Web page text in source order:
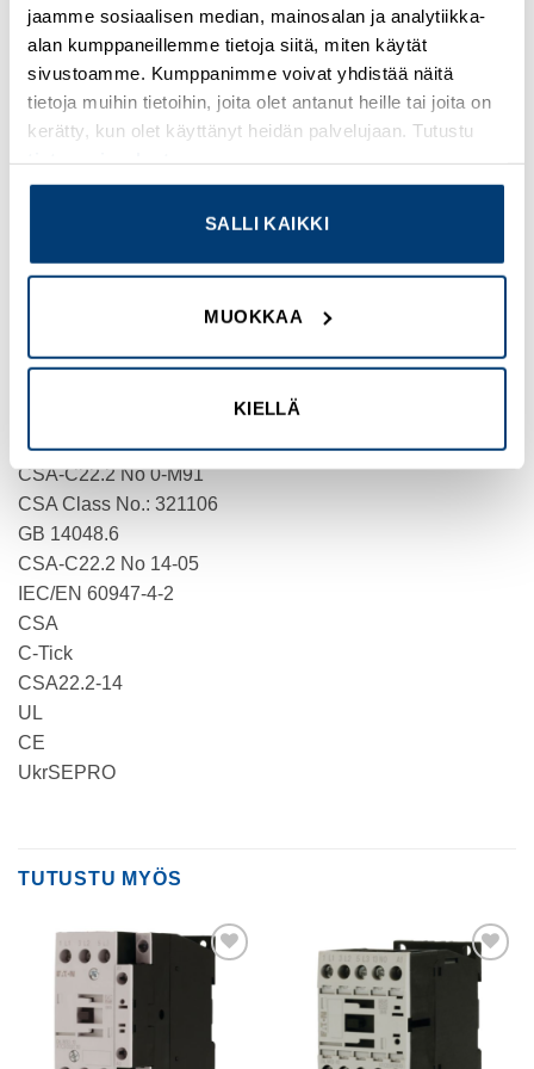
jaamme sosiaalisen median, mainosalan ja analytiikka-
alan kumppaneillemme tietoja siitä, miten käytät
sivustoamme. Kumppanimme voivat yhdistää näitä
tietoja muihin tietoihin, joita olet antanut heille tai joita on
kerätty, kun olet käyttänyt heidän palvelujaan. Tutustu
SALLI KAIKKI
MUOKKAA
KIELLÄ
45 mm
PRODUCT WEIGHT
0.35 kg
CE Marked
UL 508
CSA Std. C22.2 No. 0-M91
IEC 60947-4-2
UL File No.: E251034
CSA-C22.2 No 0-M91
CSA Class No.: 321106
GB 14048.6
CSA-C22.2 No 14-05
IEC/EN 60947-4-2
CSA
C-Tick
CSA22.2-14
UL
CE
UkrSEPRO
TUTUSTU MYÖS
Add to
Add to